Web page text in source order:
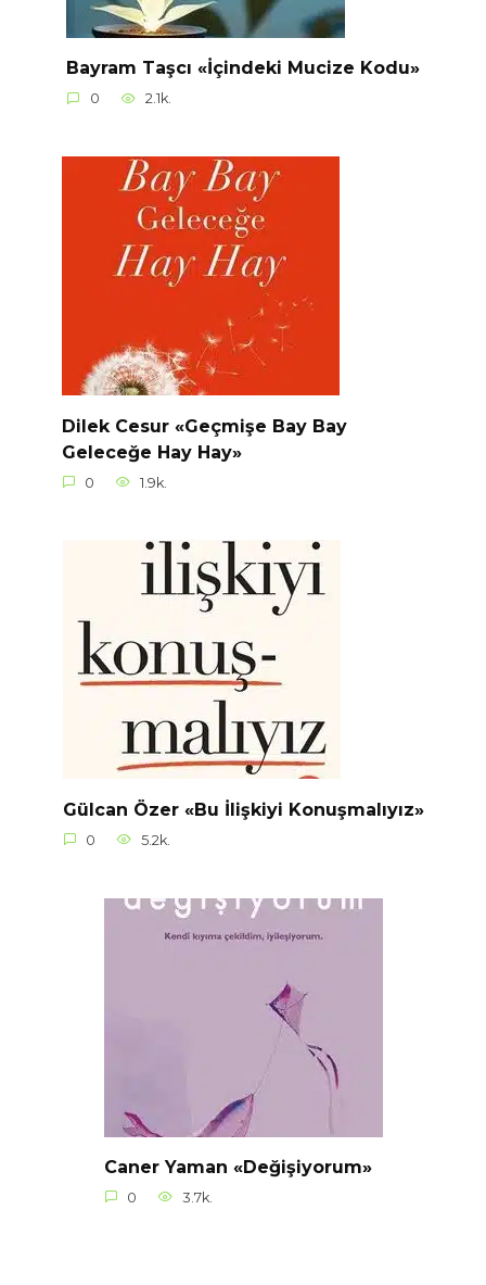
Bayram Taşcı «İçindeki Mucize Kodu»
0 2.1k.
Dilek Cesur «Geçmişe Bay Bay
Geleceğe Hay Hay»
0 1.9k.
Gülcan Özer «Bu İlişkiyi Konuşmalıyız»
0 5.2k.
Caner Yaman «Değişiyorum»
0 3.7k.